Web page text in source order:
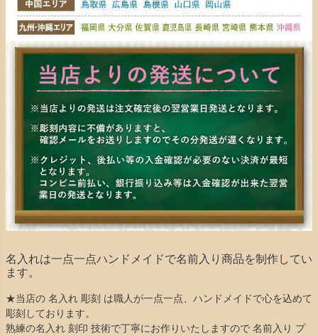
名入れは一点一点ハンドメイドで名前入り商品を制作してい
ます。
★当店の 名入れ 彫刻 は職人が一点一点、ハンドメイドで心を込めて
彫刻しております。
熟練の名入れ 刻印 技術で丁寧にお作りいたしますので 名前入り プ